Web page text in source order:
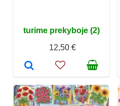
turime prekyboje (2)
12,50 €